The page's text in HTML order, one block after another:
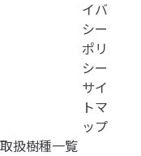
イバ
シー
ポリ
シー
サイ
トマ
ップ
取扱樹種一覧